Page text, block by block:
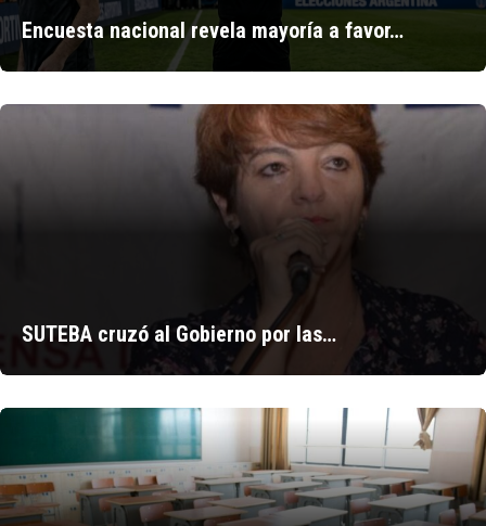
Encuesta nacional revela mayoría a favor…
SUTEBA cruzó al Gobierno por las…